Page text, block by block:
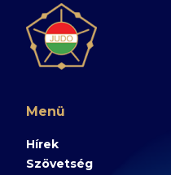
Menü
Hírek
Szövetség